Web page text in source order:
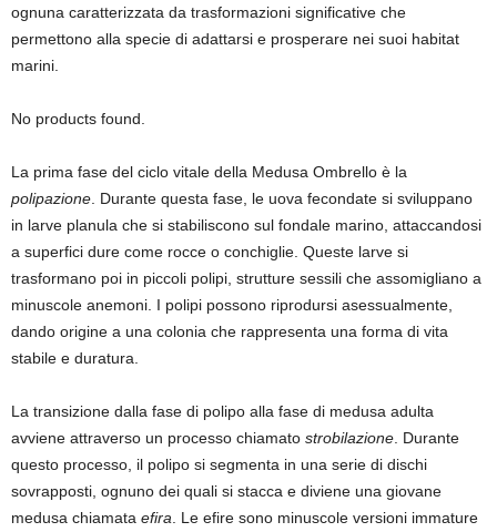
ognuna caratterizzata da trasformazioni significative che
permettono alla specie di adattarsi e prosperare nei suoi habitat
marini.
No products found.
La prima fase del ciclo vitale della Medusa Ombrello è la
polipazione . Durante questa fase, le uova fecondate si sviluppano
in larve planula che si stabiliscono sul fondale marino, attaccandosi
a superfici dure come rocce o conchiglie. Queste larve si
trasformano poi in piccoli polipi, strutture sessili che assomigliano a
minuscole anemoni. I polipi possono riprodursi asessualmente,
dando origine a una colonia che rappresenta una forma di vita
stabile e duratura.
La transizione dalla fase di polipo alla fase di medusa adulta
avviene attraverso un processo chiamato strobilazione . Durante
questo processo, il polipo si segmenta in una serie di dischi
sovrapposti, ognuno dei quali si stacca e diviene una giovane
medusa chiamata efira . Le efire sono minuscole versioni immature